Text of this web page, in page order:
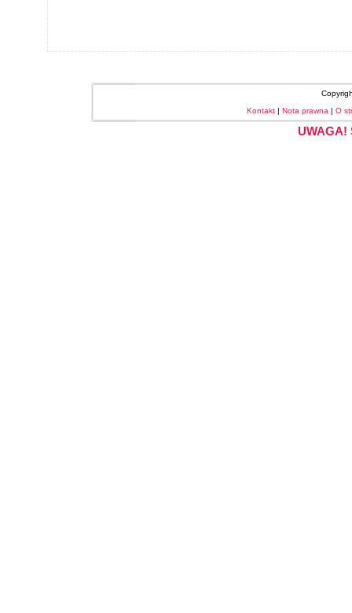
Kontakt | Nota prawna | O
UWAGA!